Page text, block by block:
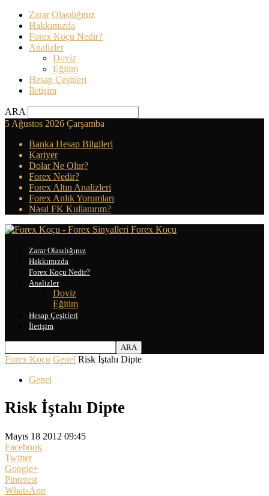
Zarar Olasılığınız
Hakkımızda
Forex Koçu Nedir?
Analizler
Doviz
Eğitim
Hesap Çeşitleri
İletişim
ARA
5 Ağustos 2026 Çarşamba
Banka Hesap Bilgileri
Kariyer
Dolar Ne Olur?
Forex Nedir?
Forex Altın Analizleri
Forex Anlık Yorumları
Nasıl FK Kullanırım?
Forex Koçu
Zarar Olasılığınız
Hakkımızda
Forex Koçu Nedir?
Analizler
Doviz
Eğitim
Hesap Çeşitleri
İletişim
Forex Koçu Genel Risk İştahı Dipte
Genel
Risk İştahı Dipte
Mayıs 18 2012 09:45
Facebook
Twitter
Google+
Pinterest
WhatsApp